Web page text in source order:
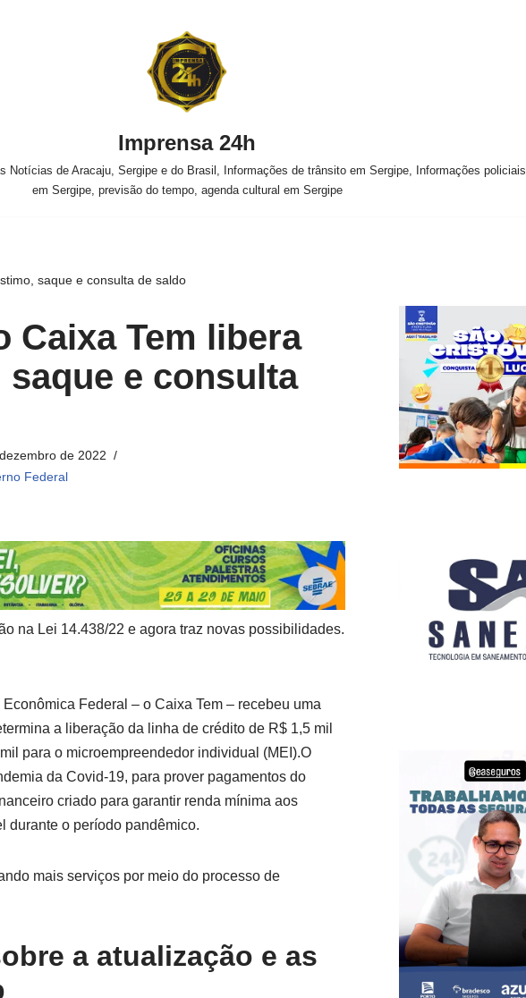
Imprensa 24h
Notícias de Aracaju, Sergipe e do Brasil, Informações de trânsito em Sergipe, Informações policiais
em Sergipe, previsão do tempo, agenda cultural em Sergipe
saque e consulta de saldo
Caixa Tem libera
e consulta
de 2022
Federal
na Lei 14.438/22 e agora traz novas possibilidades.
Federal – o Caixa Tem – recebeu uma
a liberação da linha de crédito de R$ 1,5 mil
para o microempreendedor individual (MEI).O
da Covid-19, para prover pagamentos do
criado para garantir renda mínima aos
durante o período pandêmico.
mais serviços por meio do processo de
a atualização e as